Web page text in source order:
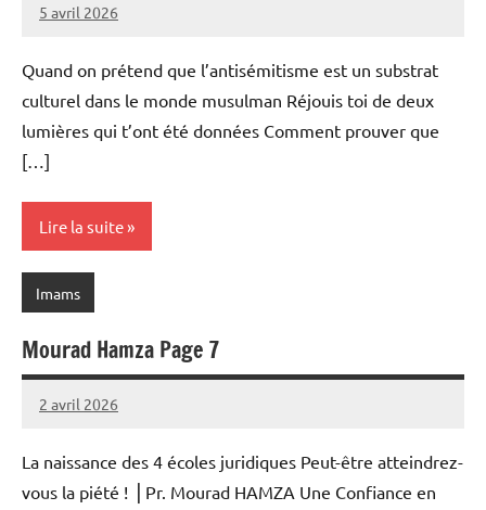
5 avril 2026
prieres
Quand on prétend que l’antisémitisme est un substrat
culturel dans le monde musulman Réjouis toi de deux
lumières qui t’ont été données Comment prouver que
[…]
Lire la suite
Imams
Mourad Hamza Page 7
2 avril 2026
prieres
La naissance des 4 écoles juridiques Peut-être atteindrez-
vous la piété ! ⎥ Pr. Mourad HAMZA Une Confiance en